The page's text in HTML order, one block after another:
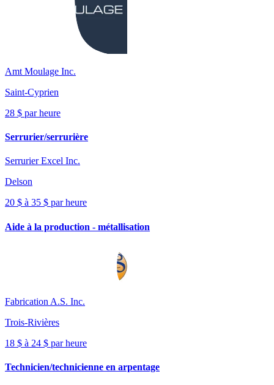
Amt Moulage Inc.
Saint-Cyprien
28 $ par heure
Serrurier/serrurière
Serrurier Excel Inc.
Delson
20 $ à 35 $ par heure
Aide à la production - métallisation
Fabrication A.S. Inc.
Trois-Rivières
18 $ à 24 $ par heure
Technicien/technicienne en arpentage